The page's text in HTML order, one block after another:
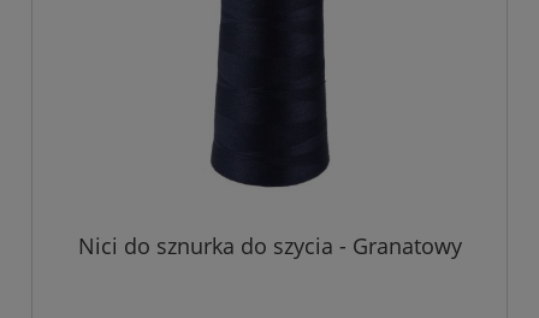
Nici do sznurka do szycia - Granatowy